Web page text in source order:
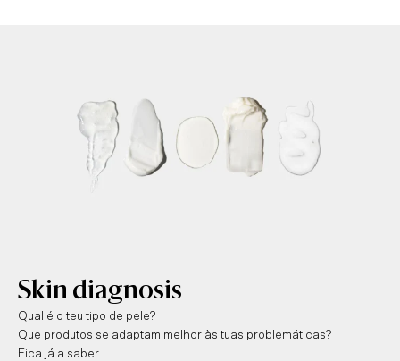
Skin diagnosis
Qual é o teu tipo de pele?
Que produtos se adaptam melhor às tuas problemáticas?
Fica já a saber.